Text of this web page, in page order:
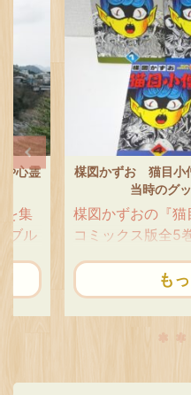
や心霊
を集
ブル
ル
ま
霊ス
見ど
楳図かずお 猫目小
当時のグ
楳図かずおの『
コミックス版全5
僧』は、やっぱ
が人気もレア度
のはサンコミver.
リップ（売上カ
ふっ 猫目小僧
KINNGUCOMICS
も